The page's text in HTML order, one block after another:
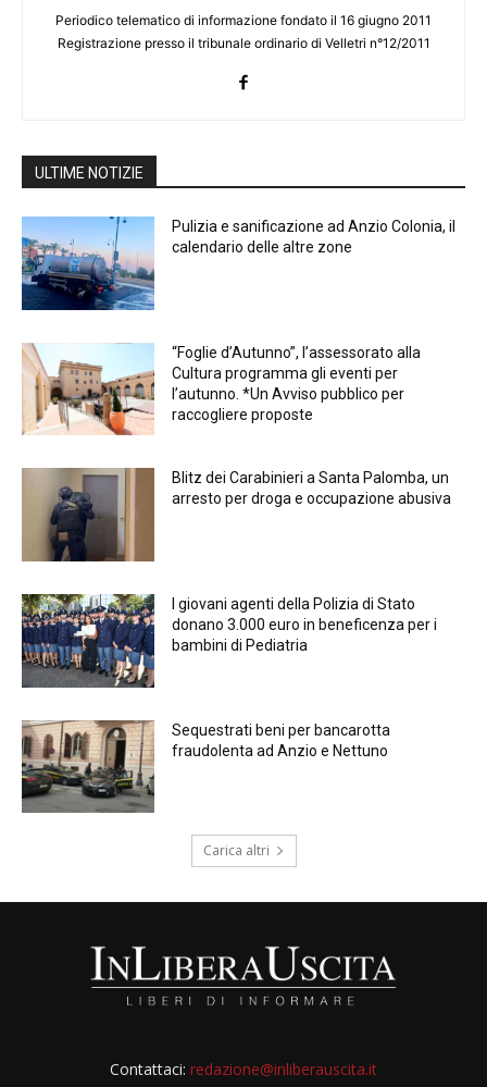
Periodico telematico di informazione fondato il 16 giugno 2011
Registrazione presso il tribunale ordinario di Velletri n°12/2011
ULTIME NOTIZIE
Pulizia e sanificazione ad Anzio Colonia, il
calendario delle altre zone
“Foglie d’Autunno”, l’assessorato alla
Cultura programma gli eventi per
l’autunno. *Un Avviso pubblico per
raccogliere proposte
Blitz dei Carabinieri a Santa Palomba, un
arresto per droga e occupazione abusiva
I giovani agenti della Polizia di Stato
donano 3.000 euro in beneficenza per i
bambini di Pediatria
Sequestrati beni per bancarotta
fraudolenta ad Anzio e Nettuno
Carica altri
Contattaci: redazione@inliberauscita.it